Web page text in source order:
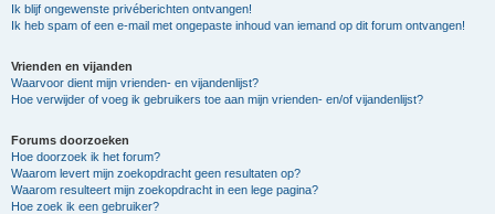
Ik blijf ongewenste privéberichten ontvangen!
Ik heb spam of een e-mail met ongepaste inhoud van iemand op dit forum ontvangen!
Vrienden en vijanden
Waarvoor dient mijn vrienden- en vijandenlijst?
Hoe verwijder of voeg ik gebruikers toe aan mijn vrienden- en/of vijandenlijst?
Forums doorzoeken
Hoe doorzoek ik het forum?
Waarom levert mijn zoekopdracht geen resultaten op?
Waarom resulteert mijn zoekopdracht in een lege pagina?
Hoe zoek ik een gebruiker?